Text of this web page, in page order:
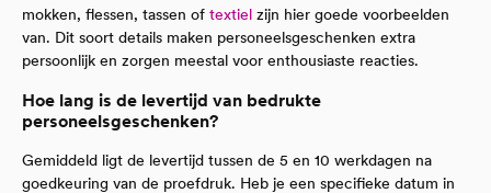
mokken, flessen, tassen of textiel zijn hier goede voorbeelden
van. Dit soort details maken personeelsgeschenken extra
persoonlijk en zorgen meestal voor enthousiaste reacties.
Hoe lang is de levertijd van bedrukte
personeelsgeschenken?
Gemiddeld ligt de levertijd tussen de 5 en 10 werkdagen na
goedkeuring van de proefdruk. Heb je een specifieke datum in